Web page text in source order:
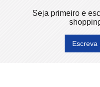
Seja primeiro e
Escreva